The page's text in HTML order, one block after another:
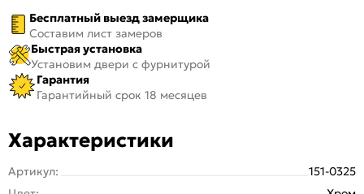
Бесплатный выезд замерщика
Составим лист замеров
Быстрая установка
Установим двери с фурнитурой
Гарантия
Гарантийный срок 18 месяцев
Характеристики
Артикул:
151-0325